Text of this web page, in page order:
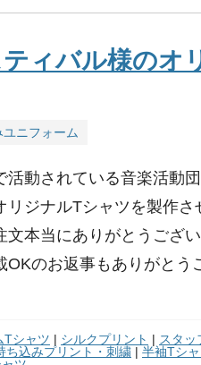
ィバル様のオ
ニフォーム
活動されている音楽活動
リジナルTシャツを製作さ
文本当にありがとうござ
OKのお返事もありがとう
Tシャツ | シルクプリント | スタッ
ち込みプリント・刺繍 | 半袖Tシ